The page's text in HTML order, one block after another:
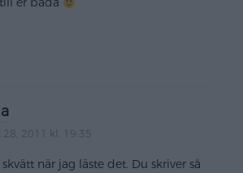
er båda
28, 2011 kl. 19:35
när jag läste det. Du skriver så